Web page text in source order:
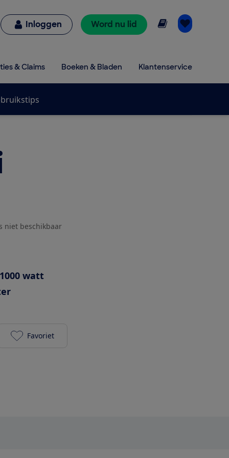
Inloggen Word nu lid Online lezen
& Claims Boeken & Bladen Klantenservice
niet beschikbaar
1000 watt
Zanussi ZVEKM6K2 toevoegen aan je favorieten
Favoriet